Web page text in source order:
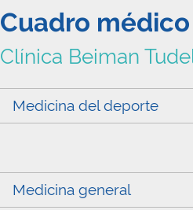
Cuadro médico
Clínica Beiman
Medicina del deporte
Medicina general